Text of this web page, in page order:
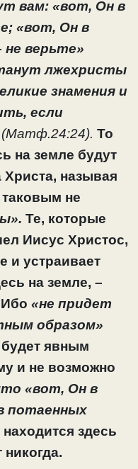
вам: «вот, Он в
«вот, Он в
верьте»
лжехристы
знамения и
если
(Матф.24:24). То
на земле будут
называя
не
Те, которые
Иисус Христос,
и устраивает
на земле, –
«не придет
образом»
будет явным
и не возможно
«вот, Он в
потаенных
находится здесь
никогда.